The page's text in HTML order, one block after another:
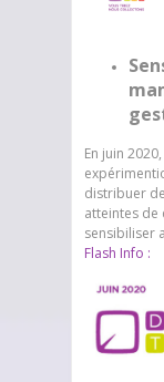
En juin
distribuer
atteintes de
sensibiliser
Flash Info :